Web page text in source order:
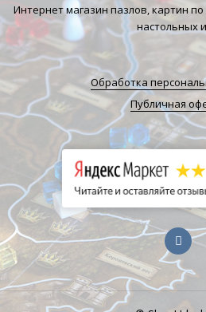
Интернет магазин пазлов, картин
настольных
Обработка
Публичная